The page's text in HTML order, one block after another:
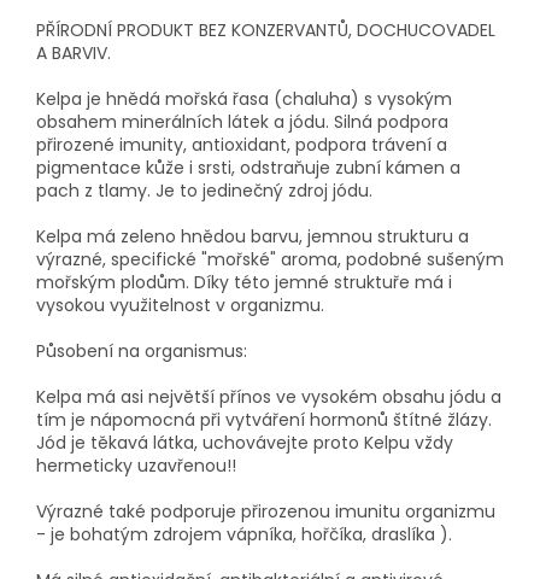
PŘÍRODNÍ PRODUKT BEZ KONZERVANTŮ, DOCHUCOVADEL
A BARVIV.
Kelpa je hnědá mořská řasa (chaluha) s vysokým
obsahem minerálních látek a jódu. Silná podpora
přirozené imunity, antioxidant, podpora trávení a
pigmentace kůže i srsti, odstraňuje zubní kámen a
pach z tlamy. Je to jedinečný zdroj jódu.
Kelpa má zeleno hnědou barvu, jemnou strukturu a
výrazné, specifické "mořské" aroma, podobné sušeným
mořským plodům. Díky této jemné struktuře má i
vysokou využitelnost v organizmu.
Působení na organismus:
Kelpa má asi největší přínos ve vysokém obsahu jódu a
tím je nápomocná při vytváření hormonů štítné žlázy.
Jód je těkavá látka, uchovávejte proto Kelpu vždy
hermeticky uzavřenou!!
Výrazné také podporuje přirozenou imunitu organizmu
- je bohatým zdrojem vápníka, hořčíka, draslíka ).